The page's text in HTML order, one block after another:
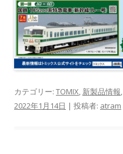
カテゴリー: TOMIX, 新製品情報,
2022年1月14日 | 投稿者: atram